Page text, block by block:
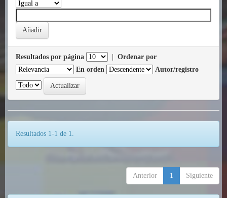
Resultados por página
Ordenar por
En orden
Autor/registro
Resultados 1-1 de 1.
Anterior 1 Siguiente